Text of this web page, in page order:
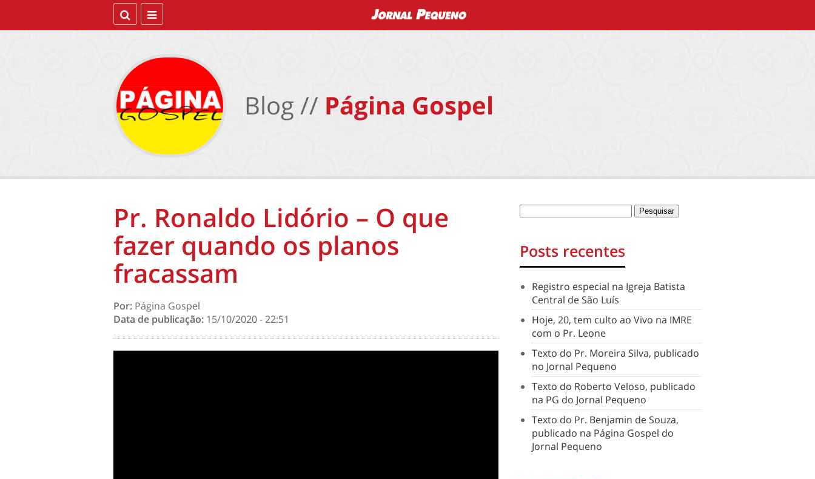
Blog // Página Gospel
Pr. Ronaldo Lidório – O que
fazer quando os planos
fracassam
Por: Página Gospel
Data de publicação: 15/10/2020 - 22:51
Posts recentes
Registro especial na Igreja Batista
Central de São Luís
Hoje, 20, tem culto ao Vivo na IMRE
com o Pr. Leone
Texto do Pr. Moreira Silva, publicado
no Jornal Pequeno
Texto do Roberto Veloso, publicado
na PG do Jornal Pequeno
Texto do Pr. Benjamin de Souza,
publicado na Página Gospel do
Jornal Pequeno